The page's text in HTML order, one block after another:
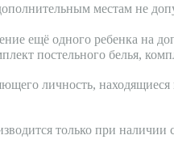
местам не
ещё одного ребенка на
постельного белья,
личность, находящиеся
только при